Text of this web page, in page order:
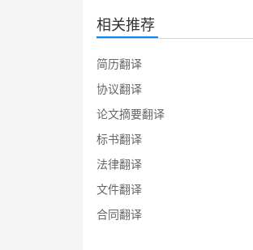
相关推荐
简历翻译
协议翻译
论文摘要翻译
标书翻译
法律翻译
文件翻译
合同翻译